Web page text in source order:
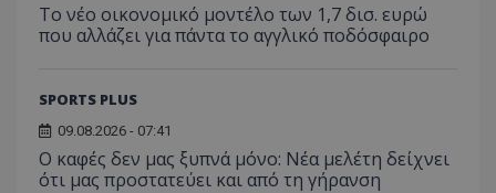
Το νέο οικονομικό μοντέλο των 1,7 δισ. ευρώ
που αλλάζει για πάντα το αγγλικό ποδόσφαιρο
SPORTS PLUS
09.08.2026 - 07:41
Ο καφές δεν μας ξυπνά μόνο: Νέα μελέτη δείχνει
ότι μας προστατεύει και από τη γήρανση